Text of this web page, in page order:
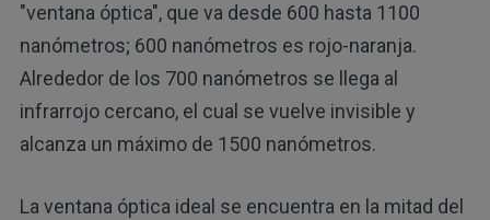
"ventana óptica", que va desde 600 hasta 1100
nanómetros; 600 nanómetros es rojo-naranja.
Alrededor de los 700 nanómetros se llega al
infrarrojo cercano, el cual se vuelve invisible y
alcanza un máximo de 1500 nanómetros.
La ventana óptica ideal se encuentra en la mitad del